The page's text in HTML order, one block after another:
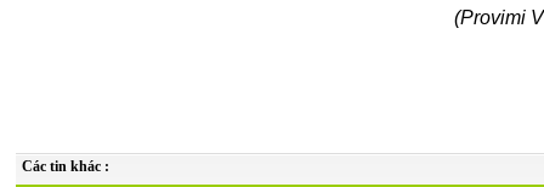
(Provimi
Các tin khác :